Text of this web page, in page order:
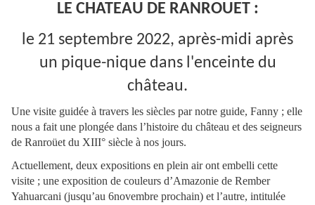
LE CHATEAU DE RANROUET :
le 21 septembre 2022, après-midi après
un pique-nique dans l'enceinte du
château.
Une visite guidée à travers les siècles par notre guide, Fanny ; elle
nous a fait une plongée dans l’histoire du château et des seigneurs
de Ranroüet du XIII° siècle à nos jours.
Actuellement, deux expositions en plein air ont embelli cette
visite ; une exposition de couleurs d’Amazonie de Rember
Yahuarcani (jusqu’au 6novembre prochain) et l’autre, intitulée